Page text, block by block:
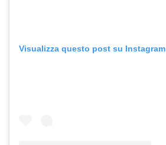
Visualizza questo post su Instagram